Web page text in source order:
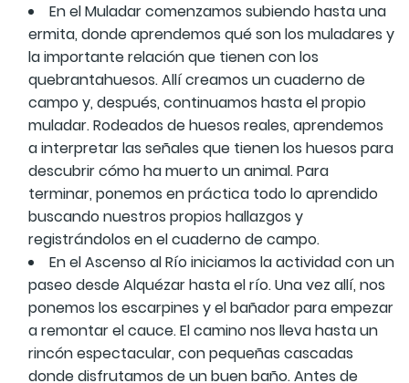
En el Muladar comenzamos subiendo hasta una
ermita, donde aprendemos qué son los muladares y
la importante relación que tienen con los
quebrantahuesos. Allí creamos un cuaderno de
campo y, después, continuamos hasta el propio
muladar. Rodeados de huesos reales, aprendemos
a interpretar las señales que tienen los huesos para
descubrir cómo ha muerto un animal. Para
terminar, ponemos en práctica todo lo aprendido
buscando nuestros propios hallazgos y
registrándolos en el cuaderno de campo.
En el Ascenso al Río iniciamos la actividad con un
paseo desde Alquézar hasta el río. Una vez allí, nos
ponemos los escarpines y el bañador para empezar
a remontar el cauce. El camino nos lleva hasta un
rincón espectacular, con pequeñas cascadas
donde disfrutamos de un buen baño. Antes de